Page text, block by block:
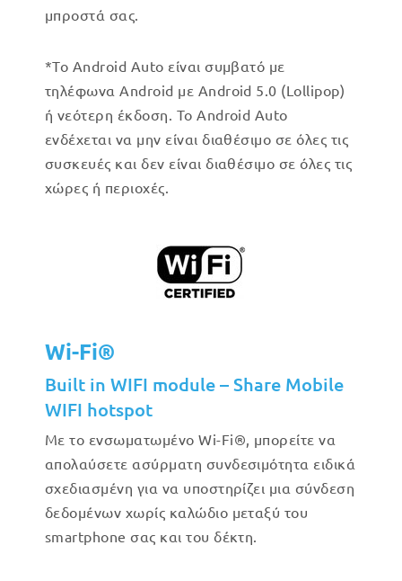
μπροστά σας.
*Το Android Auto είναι συμβατό με
τηλέφωνα Android με Android 5.0 (Lollipop)
ή νεότερη έκδοση. Το Android Auto
ενδέχεται να μην είναι διαθέσιμο σε όλες τις
συσκευές και δεν είναι διαθέσιμο σε όλες τις
χώρες ή περιοχές.
Wi-Fi®
Built in WIFI module – Share Mobile
WIFI hotspot
Με το ενσωματωμένο Wi-Fi®, μπορείτε να
απολαύσετε ασύρματη συνδεσιμότητα ειδικά
σχεδιασμένη για να υποστηρίζει μια σύνδεση
δεδομένων χωρίς καλώδιο μεταξύ του
smartphone σας και του δέκτη.